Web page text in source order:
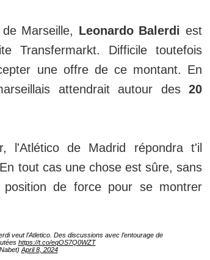
Marseille, Leonardo Balerdi est
Transfermarkt. Difficile toutefois
une offre de ce montant. En
attendrait autour des 20
l'Atlético de Madrid répondra t'il
tout cas une chose est sûre, sans
de force pour se montrer
veut l’Atletico. Des discussions avec l’entourage de
https://t.co/eqOS7Q0WZT
April 8, 2024